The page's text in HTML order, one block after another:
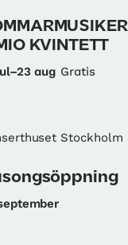
KVINTETT
aug Gratis
Stockholm